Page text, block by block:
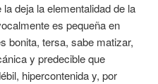
deja la elementalidad de la
es pequeña en
bonita, tersa, sabe matizar,
y predecible que
hipercontenida y, por